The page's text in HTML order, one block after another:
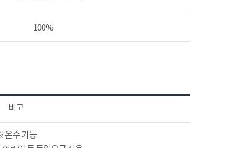
100%
비고
온수 가능